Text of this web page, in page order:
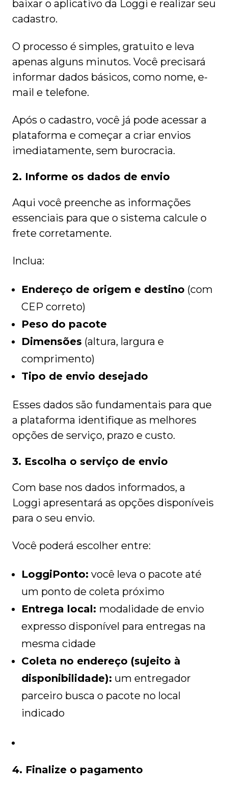
baixar o aplicativo da Loggi e realizar seu
cadastro.
O processo é simples, gratuito e leva
apenas alguns minutos. Você precisará
informar dados básicos, como nome, e-
mail e telefone.
Após o cadastro, você já pode acessar a
plataforma e começar a criar envios
imediatamente, sem burocracia.
2. Informe os dados de envio
Aqui você preenche as informações
essenciais para que o sistema calcule o
frete corretamente.
Inclua:
Endereço de origem e destino (com
CEP correto)
Peso do pacote
Dimensões (altura, largura e
comprimento)
Tipo de envio desejado
Esses dados são fundamentais para que
a plataforma identifique as melhores
opções de serviço, prazo e custo.
3. Escolha o serviço de envio
Com base nos dados informados, a
Loggi apresentará as opções disponíveis
para o seu envio.
Você poderá escolher entre:
LoggiPonto: você leva o pacote até
um ponto de coleta próximo
Entrega local: modalidade de envio
expresso disponível para entregas na
mesma cidade
Coleta no endereço (sujeito à
disponibilidade): um entregador
parceiro busca o pacote no local
indicado
4. Finalize o pagamento